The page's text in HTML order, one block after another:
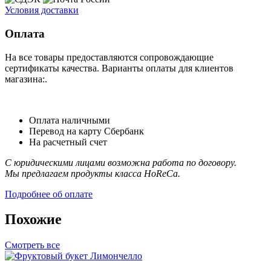
Условия доставки
Оплата
На все товары предоставляются сопровождающие
сертификаты качества. Варианты оплаты для клиентов
магазина:.
Оплата наличными
Перевод на карту Сбербанк
На расчетный счет
С юридическими лицами возможна работа по договору.
Мы предлагаем продукты класса HoReCa.
Подробнее об оплате
Похожие
Смотреть все